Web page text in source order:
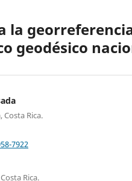
la
geodésico
Costa Rica.
7922
Rica.